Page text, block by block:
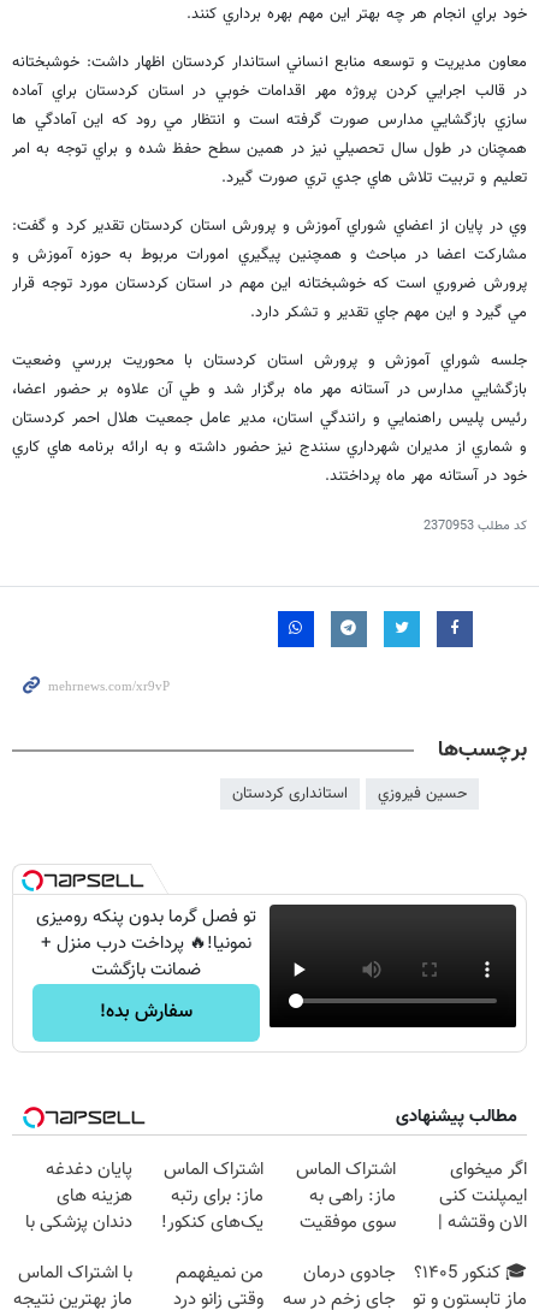
خود براي انجام هر چه بهتر اين مهم بهره برداري كنند.
معاون مديريت و توسعه منابع انساني استاندار كردستان اظهار داشت: خوشبختانه
در قالب اجرايي كردن پروژه مهر اقدامات خوبي در استان كردستان براي آماده
سازي بازگشايي مدارس صورت گرفته است و انتظار مي رود كه اين آمادگي ها
همچنان در طول سال تحصيلي نيز در همين سطح حفظ شده و براي توجه به امر
تعليم و تربيت تلاش هاي جدي تري صورت گيرد.
وي در پايان از اعضاي شوراي آموزش و پرورش استان كردستان تقدير كرد و گفت:
مشاركت اعضا در مباحث و همچنين پيگيري امورات مربوط به حوزه آموزش و
پرورش ضروري است كه خوشبختانه اين مهم در استان كردستان مورد توجه قرار
مي گيرد و اين مهم جاي تقدير و تشكر دارد.
جلسه شوراي آموزش و پرورش استان كردستان با محوريت بررسي وضعيت
بازگشايي مدارس در آستانه مهر ماه برگزار شد و طي آن علاوه بر حضور اعضا،
رئيس پليس راهنمايي و رانندگي استان، مدير عامل جمعيت هلال احمر كردستان
و شماري از مديران شهرداري سنندج نيز حضور داشته و به ارائه برنامه هاي كاري
خود در آستانه مهر ماه پرداختند.
کد مطلب2370953
برچسب‌ها
حسين فيروزي استانداری کردستان
تو فصل گرما بدون پنکه رومیزی
نمونیا!🔥 پرداخت درب منزل +
ضمانت بازگشت
سفارش بده!
مطالب پیشنهادی
اگر میخوای
ایمپلنت کنی
الان وقتشه |
میلیون تومان!!!
اشتراک الماس
ماز: راهی به
سوی موفقیت
اشتراک الماس
ماز: برای رتبه
یک‌های کنکور!
پایان دغدغه
هزینه های
دندان پزشکی با
خانگی
🎓 کنکور ۱۴۰5؟
ماز تابستون و تو
جادوی درمان
جای زخم در سه
من نمیفهمم
وقتی زانو درد
با اشتراک الماس
ماز بهترین نتیجه